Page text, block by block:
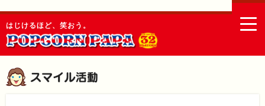
はじけるほど、笑おう。